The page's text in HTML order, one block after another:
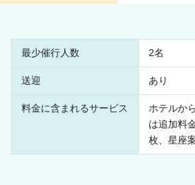
最少催行人数 2名
送迎 あり
料金に含まれるサービス
ホテルか
は追加料
枚、星座